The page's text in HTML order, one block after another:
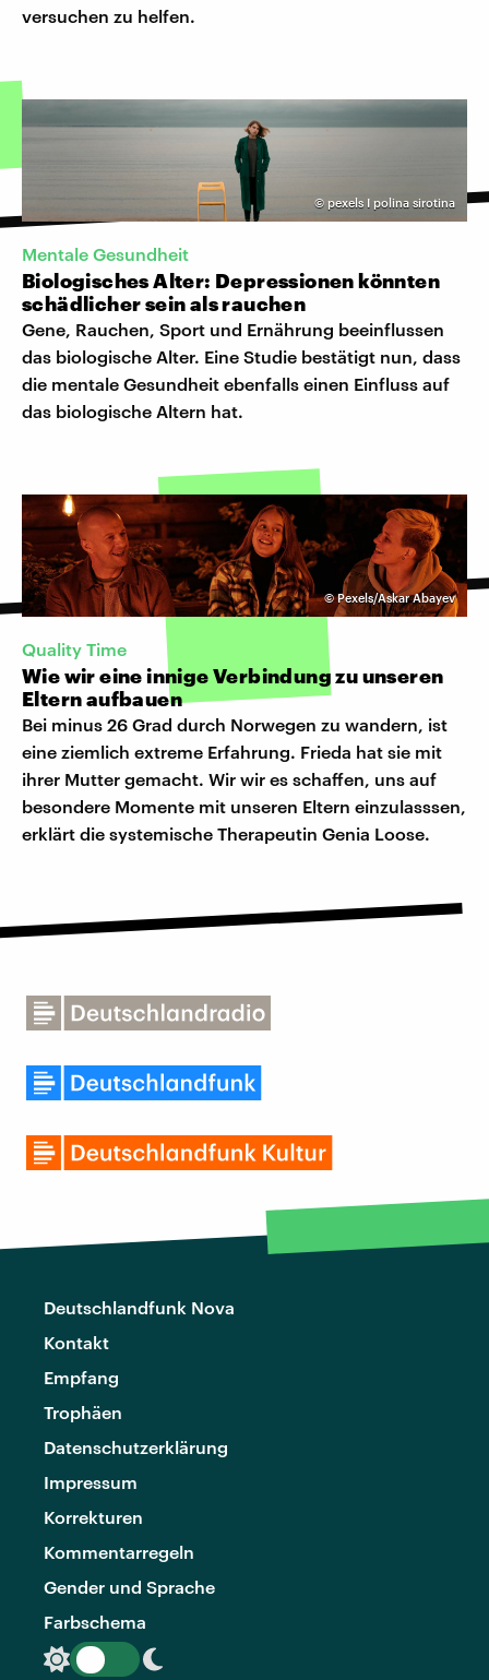
versuchen zu helfen.
© pexels I polina sirotina
Mentale Gesundheit
Biologisches Alter: Depressionen könnten
schädlicher sein als rauchen
Gene, Rauchen, Sport und Ernährung beeinflussen
das biologische Alter. Eine Studie bestätigt nun, dass
die mentale Gesundheit ebenfalls einen Einfluss auf
das biologische Altern hat.
©Pexels/Askar Abayev
Quality Time
Wie wir eine innige Verbindung zu unseren
Eltern aufbauen
Bei minus 26 Grad durch Norwegen zu wandern, ist
eine ziemlich extreme Erfahrung. Frieda hat sie mit
ihrer Mutter gemacht. Wir wir es schaffen, uns auf
besondere Momente mit unseren Eltern einzulasssen,
erklärt die systemische Therapeutin Genia Loose.
Deutschlandfunk Nova
Kontakt
Empfang
Trophäen
Datenschutzerklärung
Impressum
Korrekturen
Kommentarregeln
Gender und Sprache
Farbschema